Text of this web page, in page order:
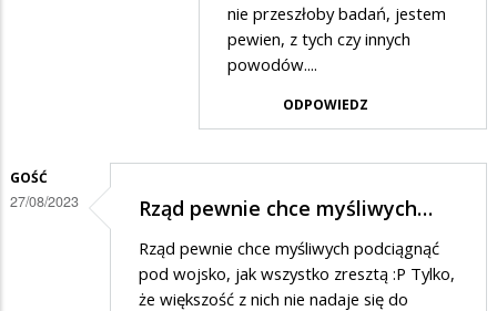
nie przeszłoby badań, jestem
pewien, z tych czy innych
powodów....
ODPOWIEDZ
GOŚĆ
27/08/2023 Rząd pewnie chce myśliwych…
Rząd pewnie chce myśliwych podciągnąć
pod wojsko, jak wszystko zresztą :P Tylko,
że większość z nich nie nadaje się do